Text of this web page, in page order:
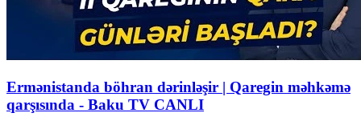
Ermənistanda böhran dərinləşir | Qaregin məhkəmə
qarşısında - Baku TV CANLI